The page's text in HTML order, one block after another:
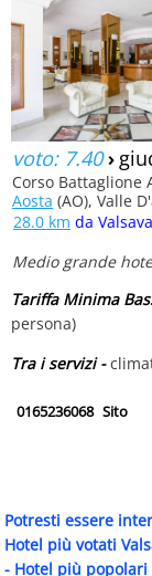
voto: 7.40›
Corso Battaglione
Aosta (AO), Valle
28.0 km da
Medio grande
Tariffa Minima
persona)
Tra i servizi -
0165236068 Sito
Potresti essere
Hotel più votati
- Hotel più popolari